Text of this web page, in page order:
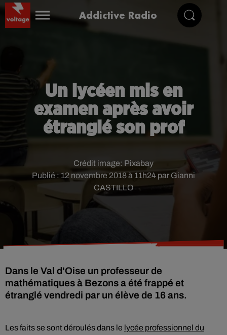
Addictive Radio
Un lycéen mis en
examen après avoir
étranglé son prof
Publié : 12 novembre 2018 à 11h24 par Gianni
CASTILLO
Crédit image: Pixabay
Dans le Val d'Oise un professeur de
mathématiques à Bezons a été frappé et
étranglé vendredi par un élève de 16 ans.
Les faits se sont déroulés dans le lycée professionnel du